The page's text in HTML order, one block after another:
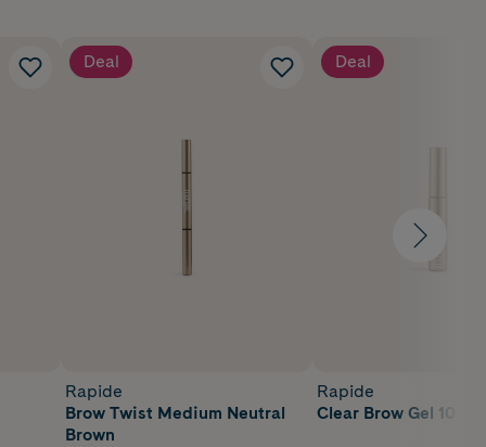
Deal
Rapide
Brow Twist Medium Neutral
Brown
Deal
Rapide
Clear Brow Gel 10 ml